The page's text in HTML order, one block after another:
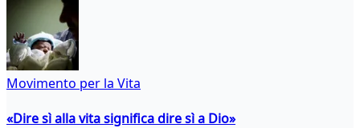
Movimento per la Vita
«Dire sì alla vita significa dire sì a Dio»